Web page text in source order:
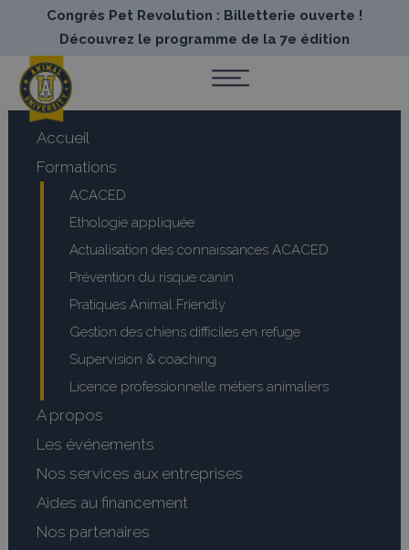
Congrès Pet Revolution : Billetterie ouverte !
Découvrez le programme de la 7e édition
Accueil
Formations
ACACED
Ethologie appliquée
Actualisation des connaissances ACACED
Prévention du risque canin
Pratiques Animal Friendly
Gestion des chiens difficiles en refuge
Supervision & coaching
Licence professionnelle métiers animaliers
A propos
Les événements
Nos services aux entreprises
Aides au financement
Nos partenaires